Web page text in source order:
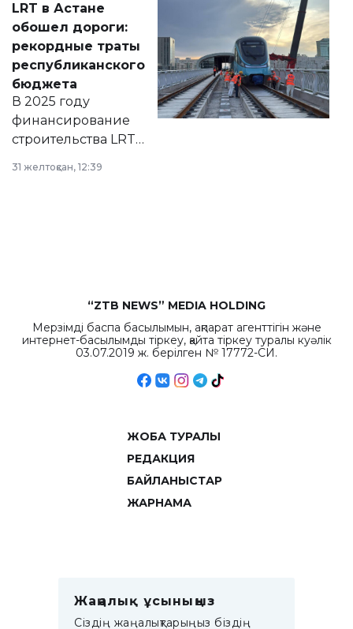
документ
появился в базе
нормативных
правовых актов и
на сайте маслихат
города.
LRT в Астане
обошел дороги:
рекордные траты
республиканского
бюджета
В 2025 году
финансирование
строительства LRT
республиканского
31 желтоқсан, 12:39
“ZTB NEWS” MEDIA HOLDING
Мерзімді баспа басылымын, ақпарат агенттігін және
интернет-басылымды тіркеу, қайта тіркеу туралы куәлік
03.07.2019 ж. берілген № 17772-СИ.
ЖОБА ТУРАЛЫ
РЕДАКЦИЯ
БАЙЛАНЫСТАР
ЖАРНАМА
Жаңалық ұсыныңыз
Сіздің жаңалықтарыңыз біздің